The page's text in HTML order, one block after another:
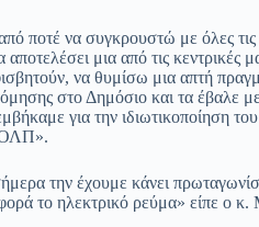
ποτέ να συγκρουστώ με όλες τις
μια από τις κεντρικές
να θυμίσω μια απτή
στο Δημόσιο και τα έβαλε
για την
ΟΛΠ».
την έχουμε κάνει
το ηλεκτρικό ρεύμα» είπε ο